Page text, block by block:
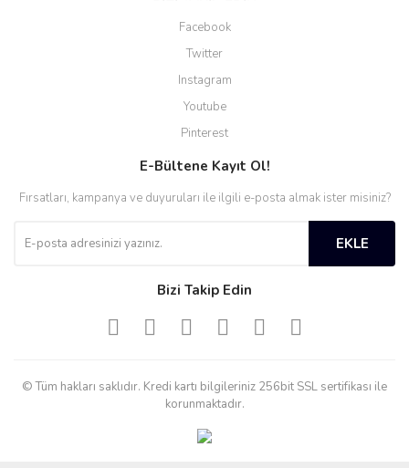
Facebook
Twitter
Instagram
Youtube
Pinterest
E-Bültene Kayıt Ol!
Fırsatları, kampanya ve duyuruları ile ilgili e-posta almak ister misiniz?
EKLE
Bizi Takip Edin
© Tüm hakları saklıdır. Kredi kartı bilgileriniz 256bit SSL sertifikası ile
korunmaktadır.